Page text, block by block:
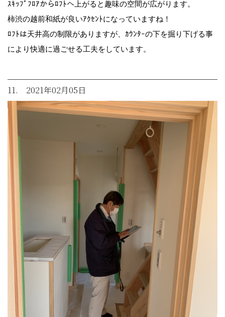
ｽｷｯﾌﾟﾌﾛｱからﾛﾌﾄへ上がると趣味の空間が広がります。
柿渋の越前和紙が良いｱｸｾﾝﾄになっていますね！
ﾛﾌﾄは天井高の制限がありますが、ｶｳﾝﾀｰの下を掘り下げる事
により快適に過ごせる工夫をしています。
11. 2021年02月05日